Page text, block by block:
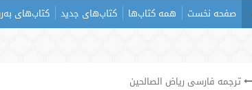
صفحه نخست همه کتاب‌ها کتاب‌های جدید کتاب‌های
ترجمه فارسی ریاض الصالحین